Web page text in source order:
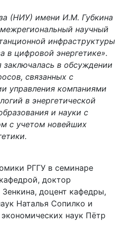
(НИУ) имени И.М. Губкина
научный
инфраструктуры
в цифровой энергетике».
в обсуждении
связанных с
управления компаниями
в энергетической
и науки с
с учетом новейших
доктор
доцент кафедры,
Наталья Сопилко и
наук Пётр
эксперта и спикера